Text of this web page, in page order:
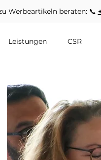
Werbeartikeln beraten: 📞
Leistungen CSR